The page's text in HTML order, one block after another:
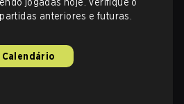
anteriores e futuras.
Calendário